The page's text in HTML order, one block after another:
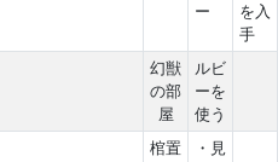
ー
を入
手
幻獣
の部
屋
ルビ
ーを
使う
棺置 ・見